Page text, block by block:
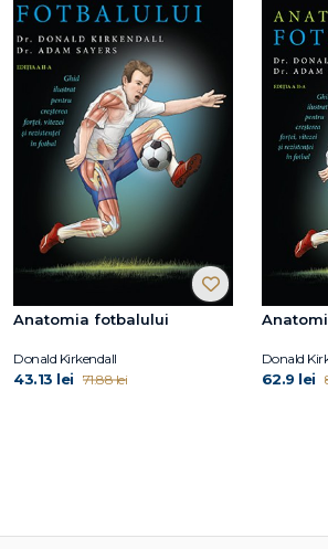
Anatomia fotbalului
Donald Kirkendall
43.13 lei 71.88 lei
Donald
62.9 lei